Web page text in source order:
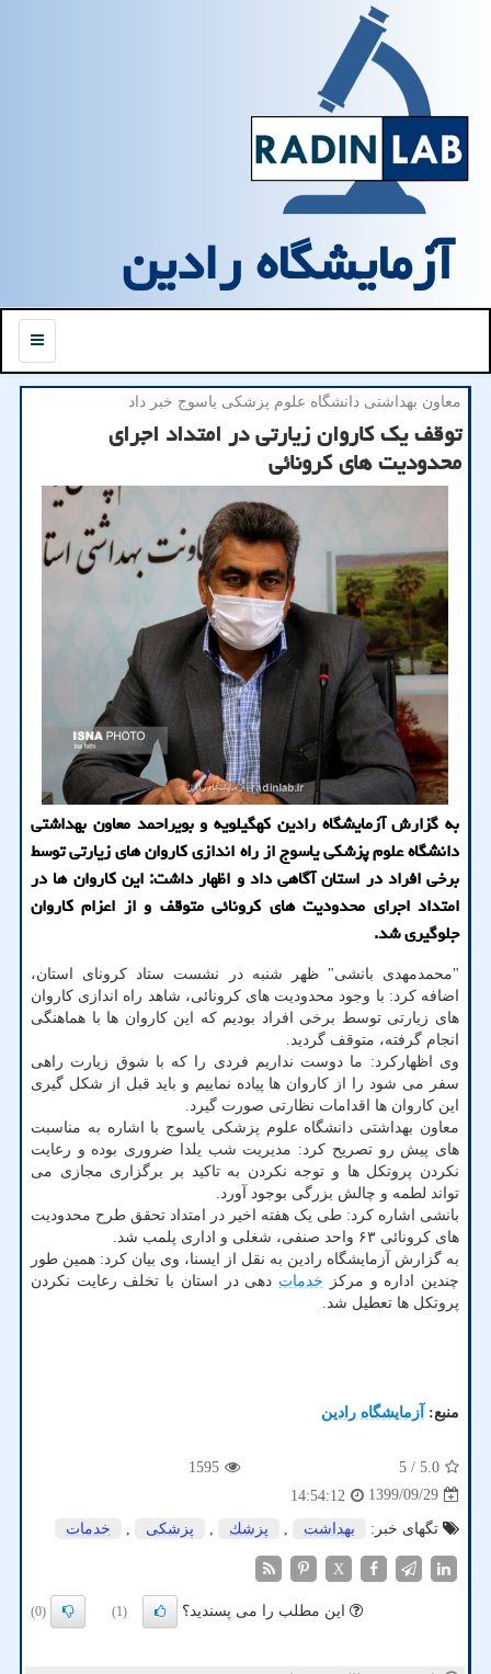
آزمایشگاه رادین
منو
معاون بهداشتی دانشگاه علوم پزشكی یاسوج خبر داد
توقف یك كاروان زیارتی در امتداد اجرای
محدودیت های كرونائی
به گزارش آزمایشگاه رادین کهگیلویه و بویراحمد معاون بهداشتی
دانشگاه علوم پزشکی یاسوج از راه اندازی کاروان های زیارتی توسط
برخی افراد در استان آگاهی داد و اظهار داشت: این کاروان ها در
امتداد اجرای محدودیت های کرونائی متوقف و از اعزام کاروان
جلوگیری شد.
"محمدمهدی بانشی" ظهر شنبه در نشست ستاد کرونای استان،
اضافه کرد: با وجود محدودیت های کرونائی، شاهد راه اندازی کاروان
های زیارتی توسط برخی افراد بودیم که این کاروان ها با هماهنگی
انجام گرفته، متوقف گردید.
وی اظهارکرد: ما دوست نداریم فردی را که با شوق زیارت راهی
سفر می شود را از کاروان ها پیاده نماییم و باید قبل از شکل گیری
این کاروان ها اقدامات نظارتی صورت گیرد.
معاون بهداشتی دانشگاه علوم پزشکی یاسوج با اشاره به مناسبت
های پیش رو تصریح کرد: مدیریت شب یلدا ضروری بوده و رعایت
نکردن پروتکل ها و توجه نکردن به تاکید بر برگزاری مجازی می
تواند لطمه و چالش بزرگی بوجود آورد.
بانشی اشاره کرد: طی یک هفته اخیر در امتداد تحقق طرح محدودیت
های کرونائی ۶۳ واحد صنفی، شغلی و اداری پلمب شد.
به گزارش آزمایشگاه رادین به نقل از ایسنا، وی بیان کرد: همین طور
چندین اداره و مرکز خدمات دهی در استان با تخلف رعایت نکردن
پروتکل ها تعطیل شد.
منبع: آزمایشگاه رادین
5.0
/ 5
1595
1399/09/29
14:54:12
تگهای خبر:
بهداشت پزشك پزشكی خدمات
X
این مطلب را می پسندید؟ (1)
(0)